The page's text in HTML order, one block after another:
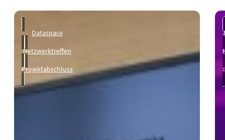
Dataspace
Netzwerktreffen
Projektabschluss